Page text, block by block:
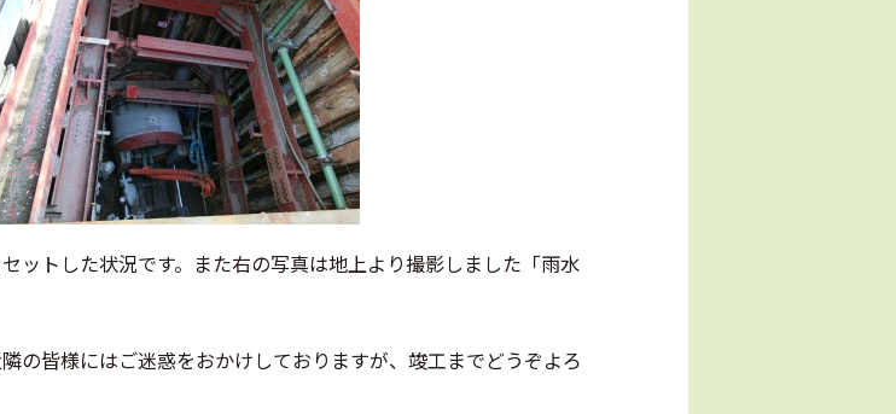
ットした状況です。また右の写真は地上より撮影しました「雨水
の皆様にはご迷惑をおかけしておりますが、竣工までどうぞよろ